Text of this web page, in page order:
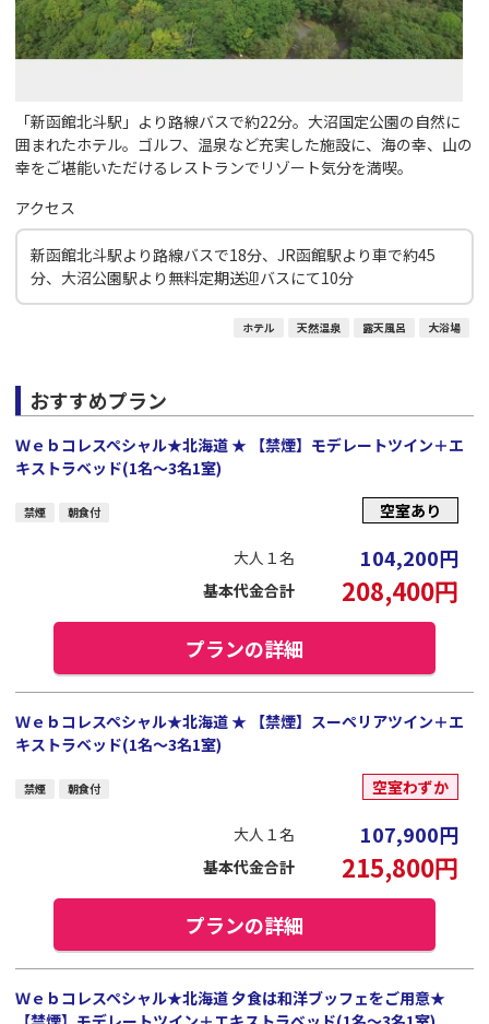
「新函館北斗駅」より路線バスで約22分。大沼国定公園の自然に
囲まれたホテル。ゴルフ、温泉など充実した施設に、海の幸、山の
幸をご堪能いただけるレストランでリゾート気分を満喫。
アクセス
新函館北斗駅より路線バスで18分、JR函館駅より車で約45
分、大沼公園駅より無料定期送迎バスにて10分
ホテル 天然温泉 露天風呂 大浴場
おすすめプラン
Ｗｅｂコレスペシャル★北海道 ★ 【禁煙】モデレートツイン＋エ
キストラベッド(1名～3名1室)
禁煙 朝食付 空室あり
大人１名 104,200円
基本代金合計 208,400円
プランの詳細
Ｗｅｂコレスペシャル★北海道 ★ 【禁煙】スーペリアツイン＋エ
キストラベッド(1名～3名1室)
禁煙 朝食付 空室わずか
大人１名 107,900円
基本代金合計 215,800円
プランの詳細
Ｗｅｂコレスペシャル★北海道 夕食は和洋ブッフェをご用意★